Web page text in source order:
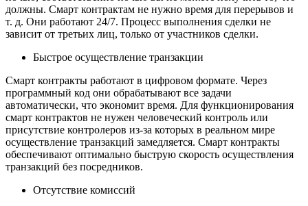
должны. Смарт контрактам не нужно время для перерывов и
т. д. Они работают 24/7. Процесс выполнения сделки не
зависит от третьих лиц, только от участников сделки.
Быстрое осуществление транзакции
Смарт контракты работают в цифровом формате. Через
программный код они обрабатывают все задачи
автоматически, что экономит время. Для функционирования
смарт контрактов не нужен человеческий контроль или
присутствие контролеров из-за которых в реальном мире
осуществление транзакций замедляется. Смарт контракты
обеспечивают оптимально быструю скорость осуществления
транзакций без посредников.
Отсутствие комиссий